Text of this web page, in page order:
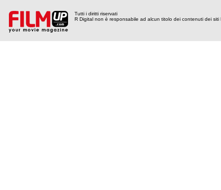
Tutti i diritti riservati
R Digital non è responsabile ad alcun titolo dei contenuti dei siti